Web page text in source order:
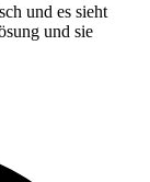
und es sieht
und sie